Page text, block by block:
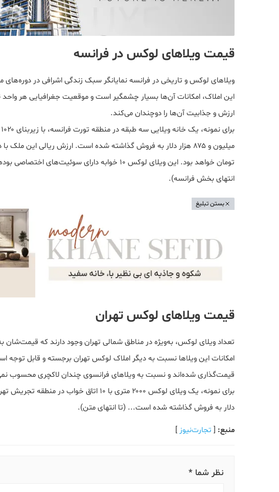
قیمت ویلاهای لوکس در فرانسه
ویلاهای لوکس و تاریخی در فرانسه نمایانگر سبک زندگی اشرافی در
این املاک، امکانات آن‌ها بسیار چشمگیر است و موقعیت جغرافیایی هر
ارزش و جذابیت آن‌ها را دوچندان می‌کند.
تومان خواهد بود. این ویلای لوکس ۱۰ خوابه دارای
انتهای بخش فرانسه).
بستن تبلیغ
قیمت ویلاهای لوکس تهران
تعداد ویلای لوکس، به‌ویژه در مناطق شمالی تهران وجود دارند که
امکانات این ویلاها نسبت به دیگر املاک لوکس تهران برجسته و قابل توجه
قیمت‌گذاری شده‌اند و نسبت به ویلاهای فرانسوی چندان لاکچری محسوب
دلار به فروش گذاشته شده است... (تا انتهای متن).
منبع: [ تجارت‌نیوز]
نظر شما *